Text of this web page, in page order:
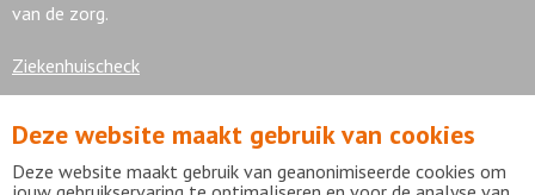
van de zorg.
Ziekenhuischeck
7,9
Deze website maakt gebruik van cookies
Deze website maakt gebruik van geanonimiseerde cookies om